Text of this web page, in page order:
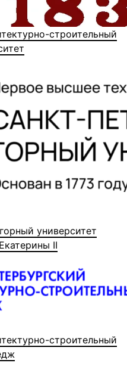
строительный
университет
II
строительный